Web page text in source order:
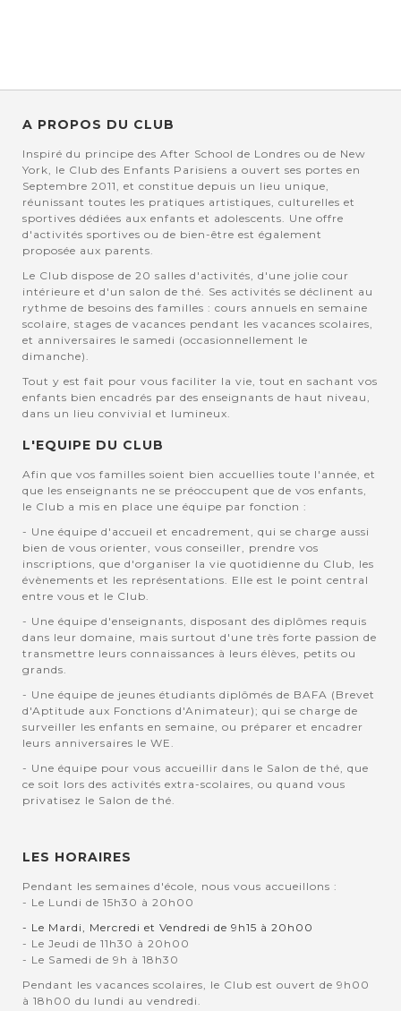
A PROPOS DU CLUB
Inspiré du principe des After School de Londres ou de New
York, le Club des Enfants Parisiens a ouvert ses portes en
Septembre 2011, et constitue depuis un lieu unique,
réunissant toutes les pratiques artistiques, culturelles et
sportives dédiées aux enfants et adolescents. Une offre
d'activités sportives ou de bien-être est également
proposée aux parents.
Le Club dispose de 20 salles d'activités, d'une jolie cour
intérieure et d'un salon de thé. Ses activités se déclinent au
rythme de besoins des familles : cours annuels en semaine
scolaire, stages de vacances pendant les vacances scolaires,
et anniversaires le samedi (occasionnellement le
dimanche).
Tout y est fait pour vous faciliter la vie, tout en sachant vos
enfants bien encadrés par des enseignants de haut niveau,
dans un lieu convivial et lumineux.
L'EQUIPE DU CLUB
Afin que vos familles soient bien accuellies toute l'année, et
que les enseignants ne se préoccupent que de vos enfants,
le Club a mis en place une équipe par fonction :
- Une équipe d'accueil et encadrement, qui se charge aussi
bien de vous orienter, vous conseiller, prendre vos
inscriptions, que d'organiser la vie quotidienne du Club, les
évènements et les représentations. Elle est le point central
entre vous et le Club.
- Une équipe d'enseignants, disposant des diplômes requis
dans leur domaine, mais surtout d'une très forte passion de
transmettre leurs connaissances à leurs élèves, petits ou
grands.
- Une équipe de jeunes étudiants diplômés de BAFA (Brevet
d'Aptitude aux Fonctions d'Animateur); qui se charge de
surveiller les enfants en semaine, ou préparer et encadrer
leurs anniversaires le WE.
- Une équipe pour vous accueillir dans le Salon de thé, que
ce soit lors des activités extra-scolaires, ou quand vous
privatisez le Salon de thé.
LES HORAIRES
Pendant les semaines d'école, nous vous accueillons :
- Le Lundi de 15h30 à 20h00
- Le Mardi, Mercredi et Vendredi de 9h15 à 20h00
- Le Jeudi de 11h30 à 20h00
- Le Samedi de 9h à 18h30
Pendant les vacances scolaires, le Club est ouvert de 9h00
à 18h00 du lundi au vendredi.